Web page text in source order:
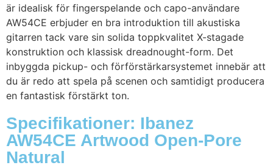
är idealisk för fingerspelande och capo-användare
AW54CE erbjuder en bra introduktion till akustiska
gitarren tack vare sin solida toppkvalitet X-stagade
konstruktion och klassisk dreadnought-form. Det
inbyggda pickup- och förförstärkarsystemet innebär att
du är redo att spela på scenen och samtidigt producera
en fantastisk förstärkt ton.
Specifikationer: Ibanez
AW54CE Artwood Open-Pore
Natural